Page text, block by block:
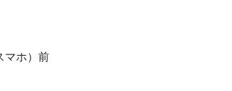
マホ）前